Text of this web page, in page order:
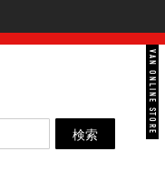
検索
VAN ONLINE STORE